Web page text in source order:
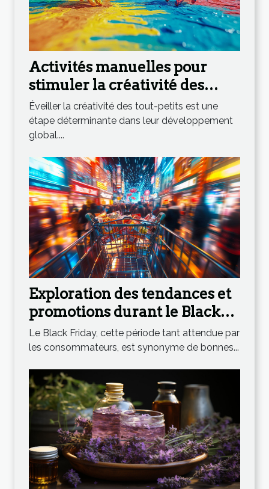
Activités manuelles pour
stimuler la créativité des
tout-petits
Éveiller la créativité des tout-petits est une
étape déterminante dans leur développement
global....
Exploration des tendances et
promotions durant le Black
Friday
Le Black Friday, cette période tant attendue par
les consommateurs, est synonyme de bonnes...